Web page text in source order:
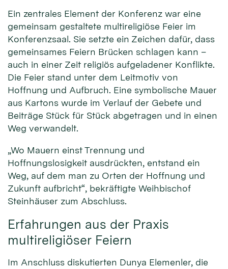
Ein zentrales Element der Konferenz war eine
gemeinsam gestaltete multireligiöse Feier im
Konferenzsaal. Sie setzte ein Zeichen dafür, dass
gemeinsames Feiern Brücken schlagen kann –
auch in einer Zeit religiös aufgeladener Konflikte.
Die Feier stand unter dem Leitmotiv von
Hoffnung und Aufbruch. Eine symbolische Mauer
aus Kartons wurde im Verlauf der Gebete und
Beiträge Stück für Stück abgetragen und in einen
Weg verwandelt.
„Wo Mauern einst Trennung und
Hoffnungslosigkeit ausdrückten, entstand ein
Weg, auf dem man zu Orten der Hoffnung und
Zukunft aufbricht“, bekräftigte Weihbischof
Steinhäuser zum Abschluss.
Erfahrungen aus der Praxis
multireligiöser Feiern
Im Anschluss diskutierten Dunya Elemenler, die